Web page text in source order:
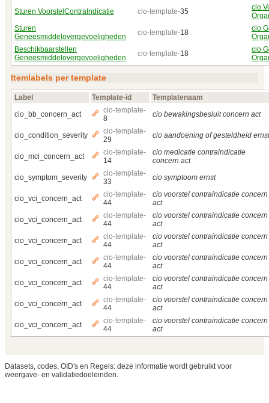
Sturen VoorstelContraIndicatie
cio-template-35
cio
Sturen
Geneesmiddelovergevoeligheden
cio-template-18
cio
Beschikbaarstellen
Geneesmiddelovergevoeligheden
cio-template-18
cio
Itemlabels per template
Label Template-id
Templatenaam
cio_bb_concern_act
cio-template-
8
cio bewakingsbesluit concern act
cio_condition_severity
cio-template-
29
cio aandoening of gesteldheid ernst
cio_mci_concern_act
cio-template-
14
cio medicatie contraindicatie
concern act
cio_symptom_severity
cio-template-
33
cio symptoom ernst
cio_vci_concern_act
cio-template-
44
cio voorstel contraindicatie concern
act
cio_vci_concern_act
cio-template-
44
cio voorstel contraindicatie concern
act
cio_vci_concern_act
cio-template-
44
cio voorstel contraindicatie concern
act
cio_vci_concern_act
cio-template-
44
cio voorstel contraindicatie concern
act
cio_vci_concern_act
cio-template-
44
cio voorstel contraindicatie concern
act
cio_vci_concern_act
cio-template-
44
cio voorstel contraindicatie concern
act
cio_vci_concern_act
cio-template-
44
cio voorstel contraindicatie concern
act
Datasets, codes, OID's en Regels: deze informatie wordt gebruikt voor
weergave- en validatiedoeleinden.